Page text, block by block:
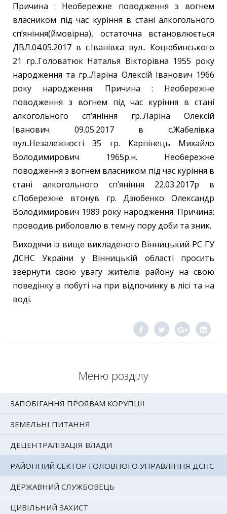
Меню розділу
ЗАПОБІГАННЯ ПРОЯВАМ КОРУПЦІЇ
ЗЕМЕЛЬНІ ПИТАННЯ
ДЕЦЕНТРАЛІЗАЦІЯ ВЛАДИ
РАЙОННИЙ СЕКТОР ГОЛОВНОГО УПРАВЛІННЯ ДСНС
ДЕРЖАВНИЙ СЛУЖБОВЕЦЬ
ЦИВІЛЬНИЙ ЗАХИСТ
Причина : Необережне поводження з вогнем
власником під час куріння в стані алкогольного
сп’яніння(ймовірна), остаточна встановлюється
ДВЛ.04.05.2017 в с.Іванівка вул.. Коцюбинського
21 гр..Головатюк Наталья Вікторівна 1955 року
народження та гр..Ларіна Олексій Іванович 1966
року народження. Причина : Необережне
поводження з вогнем під час куріння в стані
алкогольного сп’яніння гр..Ларіна Олексій
Іванович 09.05.2017 в с.Жабелівка
вул..Незалежності 35 гр. Карпінець Михайло
Володимирович 1965р.н. Необережне
поводження з вогнем власником під час куріння в
стані алкогольного сп’яніння 22.03.2017р в
с.Побережне втонув гр. Дзюбенко Олександр
Володимирович 1989 року народження. Причина:
проводив риболовлю в темну пору доби та зник.
Виходячи із вище викладеного Вінницький РС ГУ
ДСНС України у Вінницькій області просить
звернути свою увагу жителів району на свою
поведінку в побуті на при відпочинку в лісі та на
воді.